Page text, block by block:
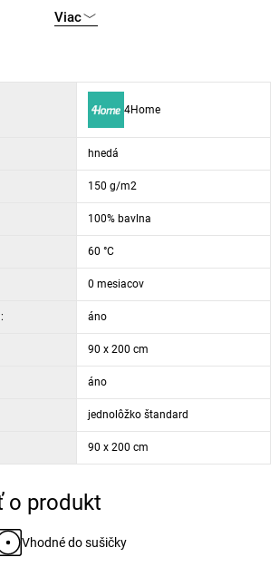
Viac
4Home
hnedá
150 g/m2
100% bavlna
60 °C
0 mesiacov
áno
90 x 200 cm
áno
jednolôžko štandard
90 x 200 cm
o produkt
Vhodné do sušičky